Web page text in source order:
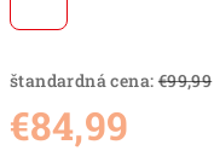
štandardná cena: €99,99
€84,99